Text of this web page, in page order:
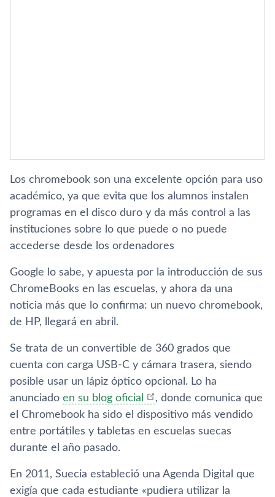
Los chromebook son una excelente opción para uso
académico, ya que evita que los alumnos instalen
programas en el disco duro y da más control a las
instituciones sobre lo que puede o no puede
accederse desde los ordenadores
Google lo sabe, y apuesta por la introducción de sus
ChromeBooks en las escuelas, y ahora da una
noticia más que lo confirma: un nuevo chromebook,
de HP, llegará en abril.
Se trata de un convertible de 360 grados que
cuenta con carga USB-C y cámara trasera, siendo
posible usar un lápiz óptico opcional. Lo ha
anunciado en su blog oficial
, donde comunica que
el Chromebook ha sido el dispositivo más vendido
entre portátiles y tabletas en escuelas suecas
durante el año pasado.
En 2011, Suecia estableció una Agenda Digital que
exigí­a que cada estudiante «pudiera utilizar la